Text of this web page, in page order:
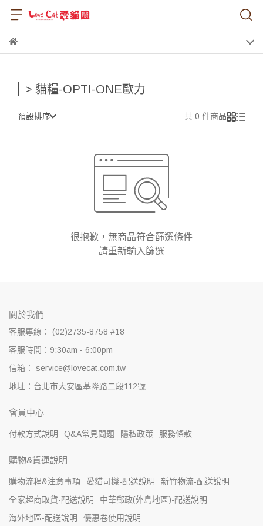
> 貓糧-OPTI-ONE歐力
預設排序 共 0 件商品
很抱歉，無商品符合篩選條件
請重新輸入篩選
關於我們
客服專線： (02)2735-8758 #18
客服時間：9:30am - 6:00pm
信箱： service@lovecat.com.tw
地址：台北市大安區基隆路二段112號
會員中心
付款方式說明 Q&A常見問題 隱私政策 服務條款
購物&貨運說明
購物流程&注意事項 愛貓司機-配送說明
新竹物流-配送說明
全家超商取貨-配送說明
中華郵政(外島地區)-配送說明
海外地區-配送說明
優惠卷使用說明